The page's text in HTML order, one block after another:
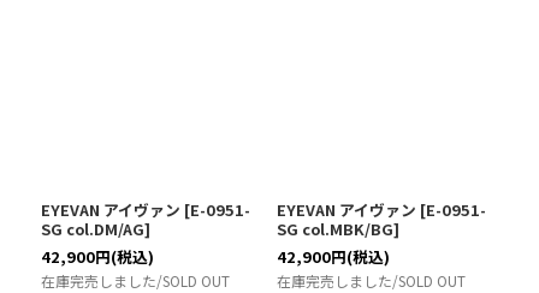
EYEVAN アイヴァン [E-0951-
SG col.DM/AG]
42,900円(税込)
在庫完売しました/SOLD OUT
EYEVAN アイヴァン [E-0951-
SG col.MBK/BG]
42,900円(税込)
在庫完売しました/SOLD OUT